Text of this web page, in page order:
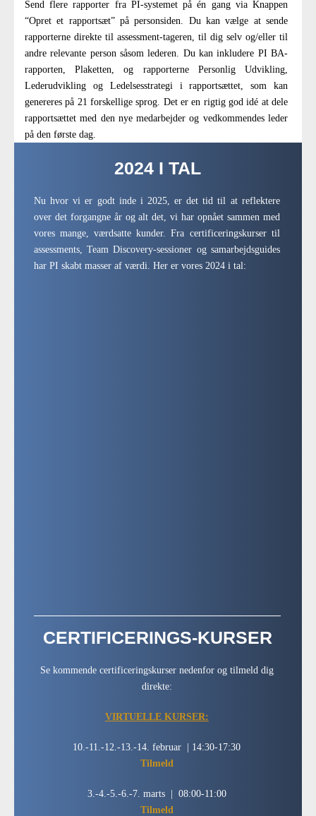
Send flere rapporter fra PI-systemet på én gang via Knappen
“Opret et rapportsæt” på personsiden. Du kan vælge at sende
rapporterne direkte til assessment-tageren, til dig selv og/eller til
andre relevante person såsom lederen. Du kan inkludere PI BA-
rapporten, Plaketten, og rapporterne Personlig Udvikling,
Lederudvikling og Ledelsesstrategi i rapportsættet, som kan
genereres på 21 forskellige sprog. Det er en rigtig god idé at dele
rapportsættet med den nye medarbejder og vedkommendes leder
på den første dag.
2024 I TAL
Nu hvor vi er godt inde i 2025, er det tid til at reflektere
over det forgangne år og alt det, vi har opnået sammen med
vores mange, værdsatte kunder. Fra certificeringskurser til
assessments, Team Discovery-sessioner og samarbejdsguides
har PI skabt masser af værdi. Her er vores 2024 i tal:
CERTIFICERINGS-KURSER
Se kommende certificeringskurser nedenfor og tilmeld dig
direkte:
VIRTUELLE KURSER:
10.-11.-12.-13.-14. februar | 14:30-17:30
Tilmeld
3.-4.-5.-6.-7. marts | 08:00-11:00
Tilmeld